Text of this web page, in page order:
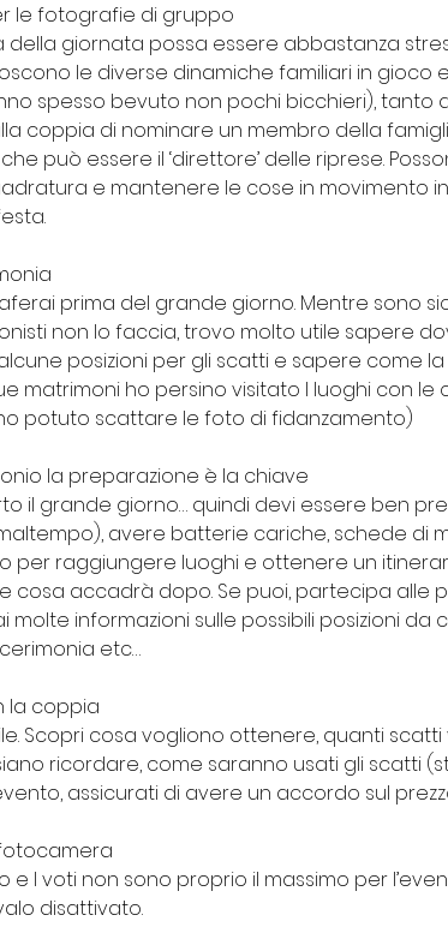
le fotografie di gruppo
giornata possa essere abbastanza
le diverse dinamiche familiari in gioco
spesso bevuto non pochi bicchieri), tanto
coppia di nominare un membro della
può essere il ‘direttore’ delle riprese.
e mantenere le cose in movimento
prima del grande giorno. Mentre sono
non lo faccia, trovo molto utile sapere
posizioni per gli scatti e sapere come
matrimoni ho persino visitato I luoghi con
potuto scattare le foto di fidanzamento)
la preparazione è la chiave
il grande giorno… quindi devi essere ben
avere batterie cariche, schede di
per raggiungere luoghi e ottenere un
cosa accadrà dopo. Se puoi, partecipa alle
molte informazioni sulle possibili posizioni da
cerimonia etc…
la coppia
Scopri cosa vogliono ottenere, quanti scatti
ricordare, come saranno usati gli scatti
assicurati di avere un accordo sul
fotocamera
e I voti non sono proprio il massimo per
disattivato.